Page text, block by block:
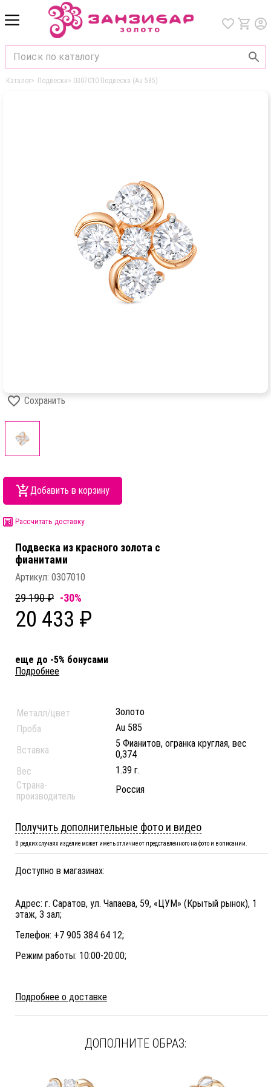
Каталог> Подвески> 0307010 Подвеска (Au 585)
Сохранить
Добавить в корзину
Рассчитать доставку
Подвеска из красного золота c
фианитами
Артикул: 0307010
29 190 ₽ -30%
20 433 ₽
еще до -5% бонусами
Подробнее
Металл/цвет
Золото
Проба
Au 585
Вставка
5 Фианитов, огранка круглая, вес
0,374
Вес
1.39 г.
Страна-
производитель
Россия
Получить дополнительные фото и видео
В редких случаях изделие может иметь отличие от представленного на фото и в описании.
Доступно в магазинах:
Адрес: г. Саратов, ул. Чапаева, 59, «ЦУМ» (Крытый рынок), 1
этаж, 3 зал;
Телефон: +7 905 384 64 12;
Режим работы: 10:00-20:00;
Подробнее о доставке
ДОПОЛНИТЕ ОБРАЗ: